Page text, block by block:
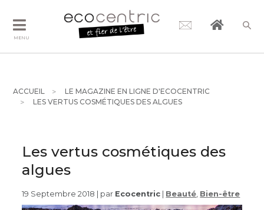
MENU
ACCUEIL
LE MAGAZINE EN LIGNE D'ECOCENTRIC
LES VERTUS COSMÉTIQUES DES ALGUES
Les vertus cosmétiques des
algues
19 Septembre 2018 | par Ecocentric Beauté Bien-être